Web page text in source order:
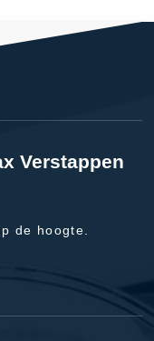
Verstappen
de hoogte.